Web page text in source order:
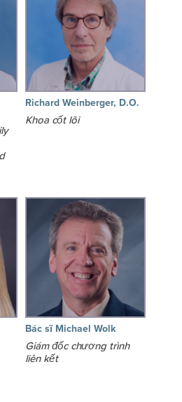
Richard Weinberger, D.O.
Khoa cốt lõi
Bác sĩ Michael Wolk
Giám đốc chương trình
liên kết